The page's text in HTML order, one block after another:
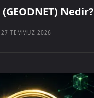
(GEODNET) Nedir?
27 TEMMUZ 2026